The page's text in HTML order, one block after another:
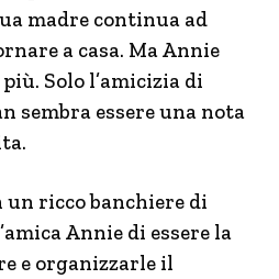
madre continua ad
a casa. Ma Annie
Solo l’amicizia di
sembra essere una nota
ricco banchiere di
Annie di essere la
e organizzarle il